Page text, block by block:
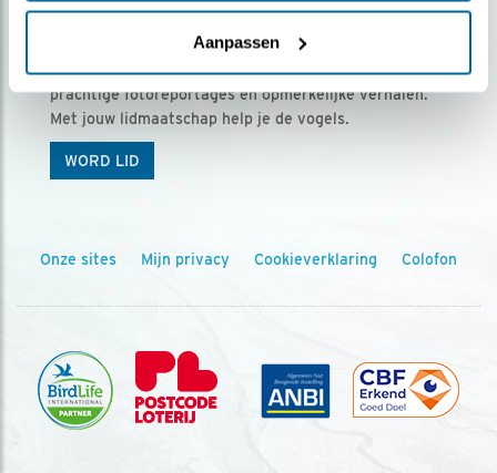
Aanpassen
Ontvang 5 x Vogels voor € 36,00 per jaar
Vogels is het tijdschrift voor onze leden, met
prachtige fotoreportages en opmerkelijke verhalen.
Met jouw lidmaatschap help je de vogels.
WORD LID
Onze sites Mijn privacy Cookieverklaring Colofon